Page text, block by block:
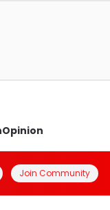
Opinion
Join Community